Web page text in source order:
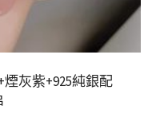
灰紫+925純銀配